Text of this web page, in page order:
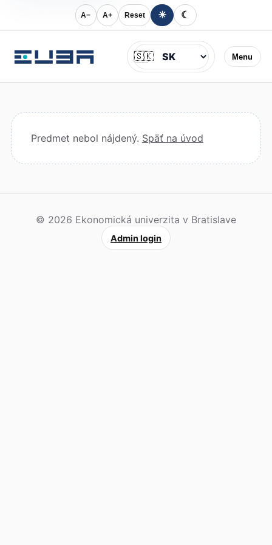
A− A+ Reset ☀ ☾
Menu
Jazyk
🇸🇰
Predmet nebol nájdený. Späť na úvod
© 2026 Ekonomická univerzita v Bratislave
Admin login